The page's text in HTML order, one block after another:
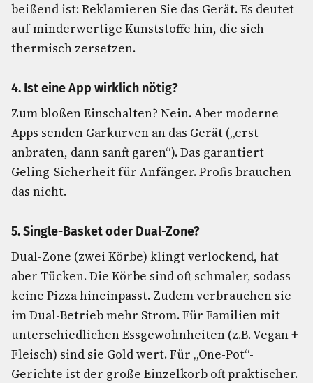
beißend ist: Reklamieren Sie das Gerät. Es deutet
auf minderwertige Kunststoffe hin, die sich
thermisch zersetzen.
4. Ist eine App wirklich nötig?
Zum bloßen Einschalten? Nein. Aber moderne
Apps senden Garkurven an das Gerät („erst
anbraten, dann sanft garen“). Das garantiert
Geling-Sicherheit für Anfänger. Profis brauchen
das nicht.
5. Single-Basket oder Dual-Zone?
Dual-Zone (zwei Körbe) klingt verlockend, hat
aber Tücken. Die Körbe sind oft schmaler, sodass
keine Pizza hineinpasst. Zudem verbrauchen sie
im Dual-Betrieb mehr Strom. Für Familien mit
unterschiedlichen Essgewohnheiten (z.B. Vegan +
Fleisch) sind sie Gold wert. Für „One-Pot“-
Gerichte ist der große Einzelkorb oft praktischer.